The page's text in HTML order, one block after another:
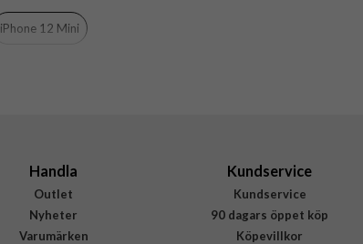
iPhone 12 Mini
Handla
Outlet
Nyheter
Varumärken
Kundservice
Kundservice
90 dagars öppet köp
Köpevillkor